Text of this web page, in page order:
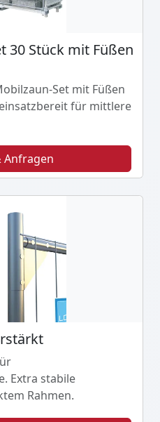
30 Stück mit Füßen
Set mit Füßen
für mittlere
Anfragen
Extra stabile
Rahmen.